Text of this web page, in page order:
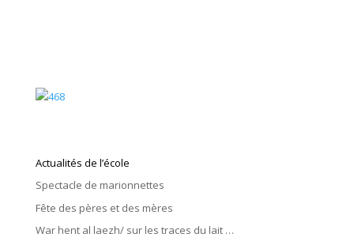
Actualités de l’école
Spectacle de marionnettes
Fête des pères et des mères
War hent al laezh/ sur les traces du lait …